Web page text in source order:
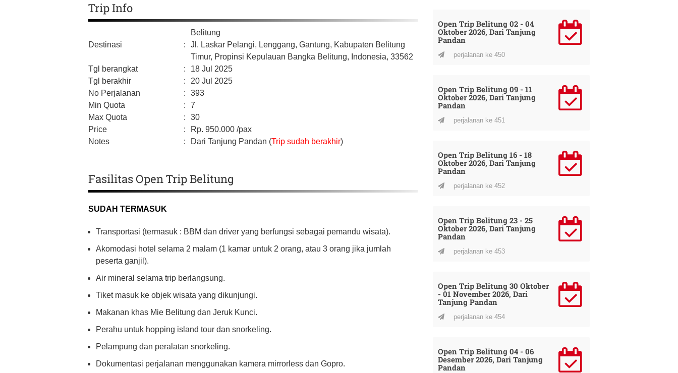
Trip Info
Destinasi :
Belitung
Jl. Laskar Pelangi, Lenggang, Gantung, Kabupaten Belitung
Timur, Propinsi Kepulauan Bangka Belitung, Indonesia, 33562
Tgl berangkat
:
18 Jul 2025
Tgl berakhir
:
20 Jul 2025
No Perjalanan
:
393
Min Quota
:
7
Max Quota
:
30
Price
: Rp. 950.000 /pax
Notes
: Dari Tanjung Pandan (Trip sudah berakhir)
Fasilitas Open Trip Belitung
SUDAH TERMASUK
Transportasi (termasuk : BBM dan driver yang berfungsi sebagai pemandu wisata).
Akomodasi hotel selama 2 malam (1 kamar untuk 2 orang, atau 3 orang jika jumlah
peserta ganjil).
Air mineral selama trip berlangsung.
Tiket masuk ke objek wisata yang dikunjungi.
Makanan khas Mie Belitung dan Jeruk Kunci.
Perahu untuk hopping island tour dan snorkeling.
Pelampung dan peralatan snorkeling.
Dokumentasi perjalanan menggunakan kamera mirrorless dan Gopro.
Open Trip Belitung 02 - 04
Oktober 2026, Dari Tanjung
Pandan
perjalanan ke 450
Open Trip Belitung 09 - 11
Oktober 2026, Dari Tanjung
Pandan
perjalanan ke 451
Open Trip Belitung 16 - 18
Oktober 2026, Dari Tanjung
Pandan
perjalanan ke 452
Open Trip Belitung 23 - 25
Oktober 2026, Dari Tanjung
Pandan
perjalanan ke 453
Open Trip Belitung 30 Oktober
- 01 November 2026, Dari
Tanjung Pandan
perjalanan ke 454
Open Trip Belitung 04 - 06
Desember 2026, Dari Tanjung
Pandan